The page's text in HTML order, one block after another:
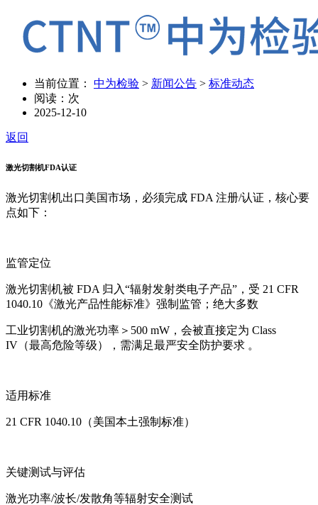
当前位置： 中为检验 > 新闻公告 > 标准动态
阅读： 次
2025-12-10
返回
激光切割机FDA认证
激光切割机出口美国市场，必须完成 FDA 注册/认证，核心要
点如下：
监管定位
激光切割机被 FDA 归入“辐射发射类电子产品”，受 21 CFR
1040.10《激光产品性能标准》强制监管；绝大多数
工业切割机的激光功率＞500 mW，会被直接定为 Class
IV（最高危险等级），需满足最严安全防护要求 。
适用标准
21 CFR 1040.10（美国本土强制标准）
关键测试与评估
激光功率/波长/发散角等辐射安全测试